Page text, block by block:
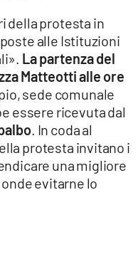
della protesta in
alle Istituzioni
La partenza del
Matteotti alle ore
sede comunale
essere ricevuta dal
. In coda al
protesta invitano i
una migliore
evitarne lo